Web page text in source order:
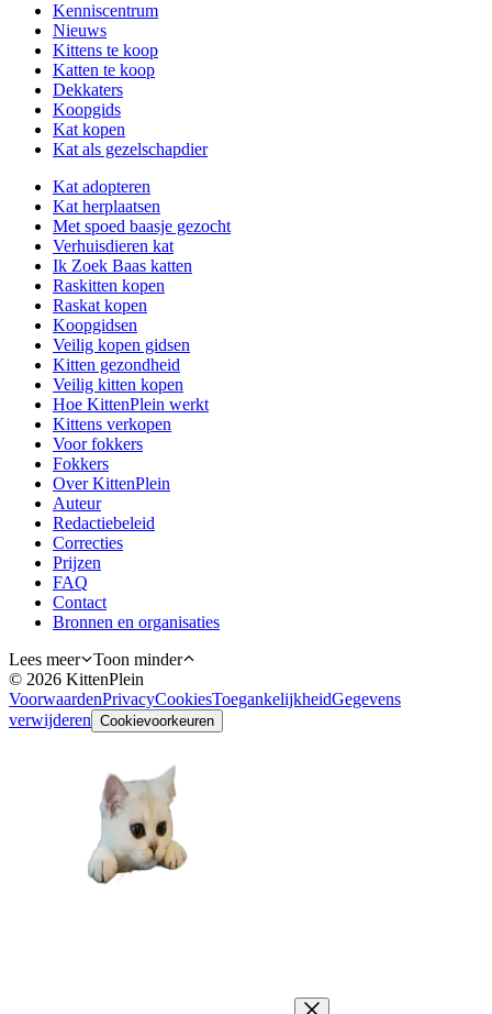
Kenniscentrum
Nieuws
Kittens te koop
Katten te koop
Dekkaters
Koopgids
Kat kopen
Kat als gezelschapdier
Kat adopteren
Kat herplaatsen
Met spoed baasje gezocht
Verhuisdieren kat
Ik Zoek Baas katten
Raskitten kopen
Raskat kopen
Koopgidsen
Veilig kopen gidsen
Kitten gezondheid
Veilig kitten kopen
Hoe KittenPlein werkt
Kittens verkopen
Voor fokkers
Fokkers
Over KittenPlein
Auteur
Redactiebeleid
Correcties
Prijzen
FAQ
Contact
Bronnen en organisaties
Lees meer
Toon minder
© 2026 KittenPlein
VoorwaardenPrivacyCookiesToegankelijkheidGegevens
verwijderen Cookievoorkeuren